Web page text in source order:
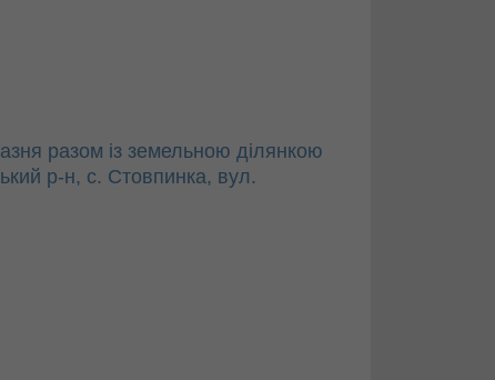
разом із земельною ділянкою
р-н, с. Стовпинка, вул.